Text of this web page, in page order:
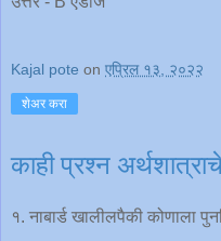
Kajal pote on एप्रिल १३, २०२२
शेअर करा
काही प्रश्न
१. नाबार्ड खालीलपैकी कोणाला